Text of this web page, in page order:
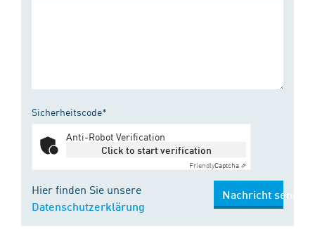
Sicherheitscode*
Anti-Robot Verification
Click to start verification
FriendlyCaptcha ⇗
Hier finden Sie unsere
Datenschutzerklärung
Nachricht senden